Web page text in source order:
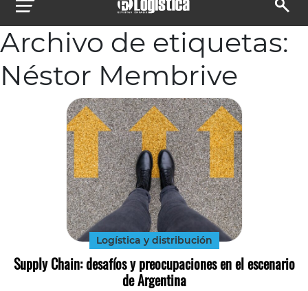
Archivo de etiquetas:
Néstor Membrive
Logística y distribución
Supply Chain: desafíos y preocupaciones en el escenario
de Argentina